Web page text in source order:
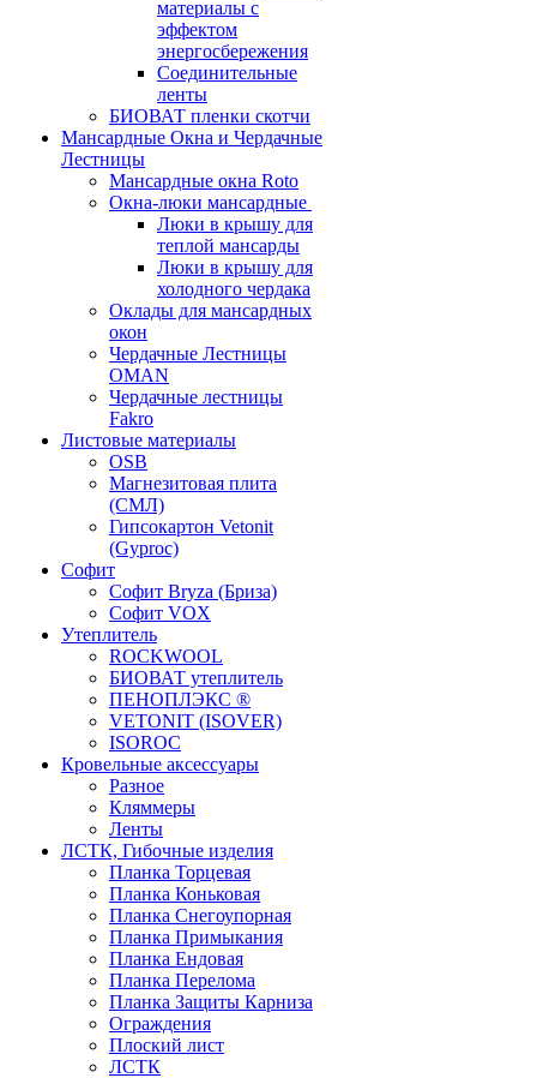
материалы с
эффектом
энергосбережения
Соединительные
ленты
БИОВАТ пленки скотчи
Мансардные Окна и Чердачные
Лестницы
Мансардные окна Roto
Окна-люки мансардные
Люки в крышу для
теплой мансарды
Люки в крышу для
холодного чердака
Оклады для мансардных
окон
Чердачные Лестницы
OMAN
Чердачные лестницы
Fakro
Листовые материалы
OSB
Магнезитовая плита
(СМЛ)
Гипсокартон Vetonit
(Gyproc)
Софит
Софит Bryza (Бриза)
Софит VOX
Утеплитель
ROCKWOOL
БИОВАТ утеплитель
ПЕНОПЛЭКС ®
VETONIT (ISOVER)
ISOROC
Кровельные аксессуары
Разное
Кляммеры
Ленты
ЛСТК, Гибочные изделия
Планка Торцевая
Планка Коньковая
Планка Снегоупорная
Планка Примыкания
Планка Ендовая
Планка Перелома
Планка Защиты Карниза
Ограждения
Плоский лист
ЛСТК